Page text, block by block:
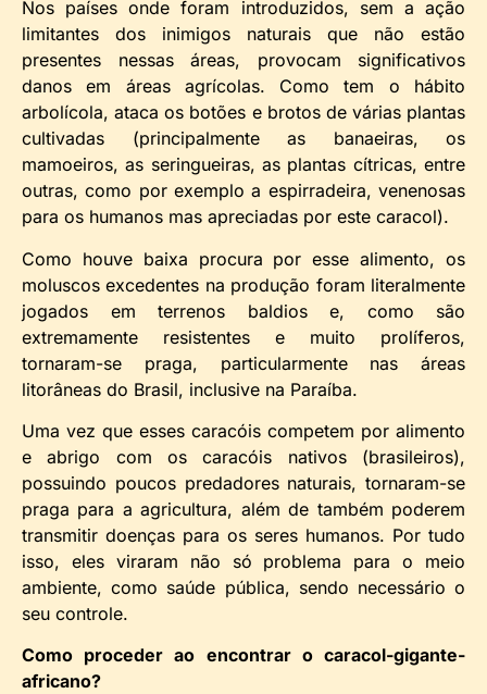
Nos países onde foram introduzidos, sem a ação
limitantes dos inimigos naturais que não estão
presentes nessas áreas, provocam significativos
danos em áreas agrícolas. Como tem o hábito
arbolícola, ataca os botões e brotos de várias plantas
cultivadas (principalmente as banaeiras, os
mamoeiros, as seringueiras, as plantas cítricas, entre
outras, como por exemplo a espirradeira, venenosas
para os humanos mas apreciadas por este caracol).
Como houve baixa procura por esse alimento, os
moluscos excedentes na produção foram literalmente
jogados em terrenos baldios e, como são
extremamente resistentes e muito prolíferos,
tornaram-se praga, particularmente nas áreas
litorâneas do Brasil, inclusive na Paraíba.
Uma vez que esses caracóis competem por alimento
e abrigo com os caracóis nativos (brasileiros),
possuindo poucos predadores naturais, tornaram-se
praga para a agricultura, além de também poderem
transmitir doenças para os seres humanos. Por tudo
isso, eles viraram não só problema para o meio
ambiente, como saúde pública, sendo necessário o
seu controle.
Como proceder ao encontrar o caracol-gigante-
africano?